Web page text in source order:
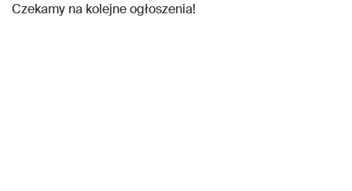
Czekamy na kolejne ogłoszenia!